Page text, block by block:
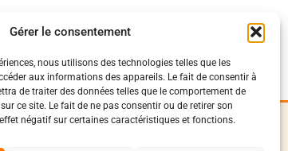
Gérer le consentement
nous utilisons des technologies telles que les
aux informations des appareils. Le fait de consentir à
de traiter des données telles que le comportement de
ce site. Le fait de ne pas consentir ou de retirer son
négatif sur certaines caractéristiques et fonctions.
Suivez-Nous